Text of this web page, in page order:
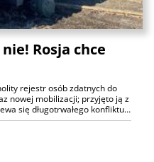
Rosja chce
rejestr osób zdatnych do
nowej mobilizacji; przyjęto ją z
się długotrwałego konfliktu…